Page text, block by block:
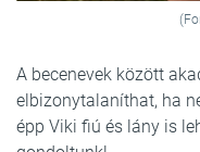
A becenevek között
elbizonytalaníthat, ha
épp Viki fiú és lány is